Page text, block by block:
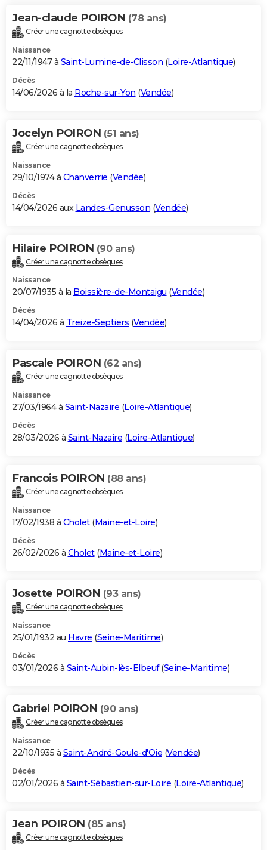
Bricolage
Lifestyle
Culture
Sport
Auto
Television
Voyage
Cinema
Jean-claude POIRON (78 ans)
Créer une cagnotte obsèques
Naissance
22/11/1947 à Saint-Lumine-de-Clisson (Loire-Atlantique)
Décès
14/06/2026 à la Roche-sur-Yon (Vendée)
Jocelyn POIRON (51 ans)
Créer une cagnotte obsèques
Naissance
29/10/1974 à Chanverrie (Vendée)
Décès
14/04/2026 aux Landes-Genusson (Vendée)
Hilaire POIRON (90 ans)
Créer une cagnotte obsèques
Naissance
20/07/1935 à la Boissière-de-Montaigu (Vendée)
Décès
14/04/2026 à Treize-Septiers (Vendée)
Pascale POIRON (62 ans)
Créer une cagnotte obsèques
Naissance
27/03/1964 à Saint-Nazaire (Loire-Atlantique)
Décès
28/03/2026 à Saint-Nazaire (Loire-Atlantique)
Francois POIRON (88 ans)
Créer une cagnotte obsèques
Naissance
17/02/1938 à Cholet(Maine-et-Loire)
Décès
26/02/2026 à Cholet(Maine-et-Loire)
Josette POIRON (93 ans)
Créer une cagnotte obsèques
Naissance
25/01/1932 au Havre (Seine-Maritime)
Décès
03/01/2026 à Saint-Aubin-lès-Elbeuf(Seine-Maritime)
Gabriel POIRON (90 ans)
Créer une cagnotte obsèques
Naissance
22/10/1935 à Saint-André-Goule-d'Oie (Vendée)
Décès
02/01/2026 à Saint-Sébastien-sur-Loire (Loire-Atlantique)
Jean POIRON (85 ans)
Créer une cagnotte obsèques